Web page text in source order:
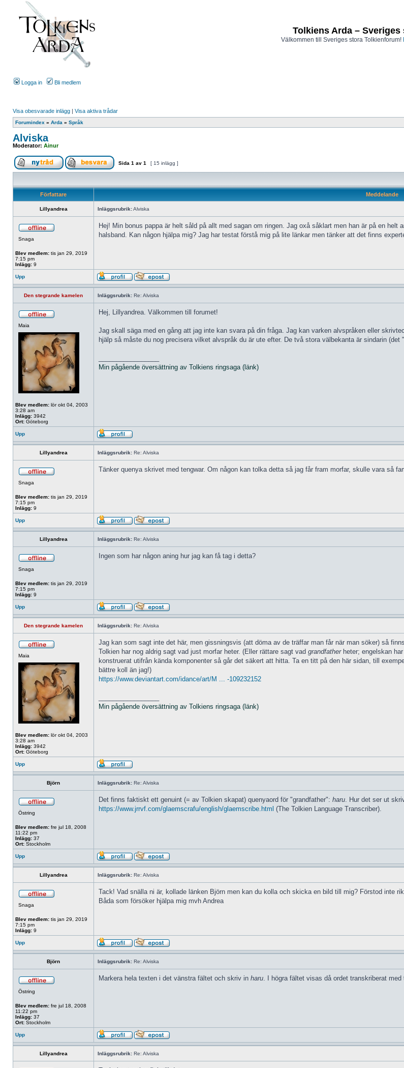
Tolkiens Arda –
Välkommen till Sveriges stora Tolkienforum!
Logga in Bli medlem
Visa obesvarade inlägg | Visa aktiva trådar
Forumindex » Arda » Språk
Alviska
Moderator: Ainur
Sida 1 av 1 [ 15 inlägg ]
Författare Meddelande
Lillyandrea Inläggsrubrik:Alviska
Snaga
Blev medlem: tis jan 29, 2019
7:15 pm
Inlägg: 9
Hej! Min bonus pappa är helt såld på allt med sagan om ringen. Jag oxå såklart men han är på en
halsband. Kan någon hjälpa mig? Jag har testat förstå mig på lite länkar men tänker att det finns
Upp
Den stegrande kamelen Inläggsrubrik: Re: Alviska
Maia
Blev medlem: lör okt 04, 2003
3:28 am
Inlägg: 3942
Ort: Göteborg
Hej, Lillyandrea. Välkommen till forumet!
Jag skall säga med en gång att jag inte kan svara på din fråga. Jag kan varken alvspråken eller
hjälp så måste du nog precisera vilket alvspråk du är ute efter. De två stora välbekanta är sindarin
Min pågående översättning av Tolkiens ringsaga (länk)
Upp
Lillyandrea Inläggsrubrik: Re: Alviska
Snaga
Blev medlem: tis jan 29, 2019
7:15 pm
Inlägg: 9
Tänker quenya skrivet med tengwar. Om någon kan tolka detta så jag får fram morfar, skulle vara så
Upp
Lillyandrea Inläggsrubrik: Re: Alviska
Snaga
Blev medlem: tis jan 29, 2019
7:15 pm
Inlägg: 9
Ingen som har någon aning hur jag kan få tag i detta?
Upp
Den stegrande kamelen Inläggsrubrik: Re: Alviska
Maia
Blev medlem: lör okt 04, 2003
3:28 am
Inlägg: 3942
Ort: Göteborg
Jag kan som sagt inte det här, men gissningsvis (att döma av de träffar man får när man söker) så
Tolkien har nog aldrig sagt vad just morfar heter. (Eller rättare sagt vad grandfatherheter; engelskan
konstruerat utifrån kända komponenter så går det säkert att hitta. Ta en titt på den här sidan, till
bättre koll än jag!)
https://www.deviantart.com/idance/art/M ... -109232152
Min pågående översättning av Tolkiens ringsaga (länk)
Upp
Björn Inläggsrubrik: Re: Alviska
Östring
Blev medlem: fre jul 18, 2008
11:22 pm
Inlägg: 37
Ort: Stockholm
Det finns faktiskt ett genuint (= av Tolkien skapat) quenyaord för "grandfather": haru. Hur det ser ut
https://www.jrrvf.com/glaemscrafu/english/glaemscribe.html (The Tolkien Language Transcriber).
Upp
Lillyandrea Inläggsrubrik: Re: Alviska
Snaga
Blev medlem: tis jan 29, 2019
7:15 pm
Inlägg: 9
Tack! Vad snälla ni är, kollade länken Björn men kan du kolla och skicka en bild till mig? Förstod inte
Båda som försöker hjälpa mig mvh Andrea
Upp
Björn Inläggsrubrik: Re: Alviska
Östring
Blev medlem: fre jul 18, 2008
11:22 pm
Inlägg: 37
Ort: Stockholm
Markera hela texten i det vänstra fältet och skriv in haru. I högra fältet visas då ordet transkriberat med
Upp
Lillyandrea Inläggsrubrik: Re: Alviska